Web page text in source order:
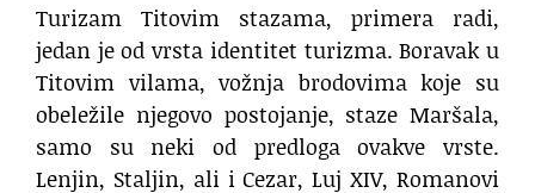
Turizam Titovim stazama, primera radi,
jedan je od vrsta identitet turizma. Boravak u
Titovim vilama, vožnja brodovima koje su
obeležile njegovo postojanje, staze Maršala,
samo su neki od predloga ovakve vrste.
Lenjin, Staljin, ali i Cezar, Luj XIV, Romanovi